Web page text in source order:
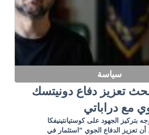
سياسة
تعزيز دفاع دونيتسك
مع دراباتي
بتركيز الجهود على كوستيانتينيفكا
تعزيز الدفاع الجوي "استثمار في